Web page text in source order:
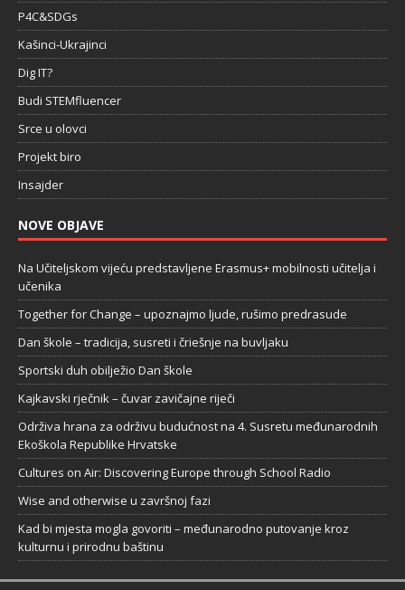
P4C&SDGs
Kašinci-Ukrajinci
Dig IT?
Budi STEMfluencer
Srce u olovci
Projekt biro
Insajder
NOVE OBJAVE
Na Učiteljskom vijeću predstavljene Erasmus+ mobilnosti učitelja i
učenika
Together for Change – upoznajmo ljude, rušimo predrasude
Dan škole – tradicija, susreti i čriešnje na buvljaku
Sportski duh obilježio Dan škole
Kajkavski rječnik – čuvar zavičajne riječi
Održiva hrana za održivu budućnost na 4. Susretu međunarodnih
Ekoškola Republike Hrvatske
Cultures on Air: Discovering Europe through School Radio
Wise and otherwise u završnoj fazi
Kad bi mjesta mogla govoriti – međunarodno putovanje kroz
kulturnu i prirodnu baštinu